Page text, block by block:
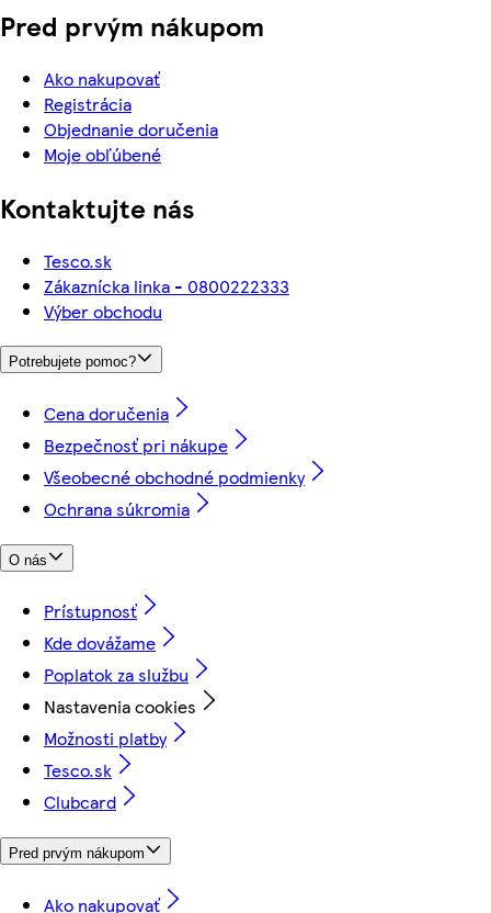
Pred prvým nákupom
Ako nakupovať
Registrácia
Objednanie doručenia
Moje obľúbené
Kontaktujte nás
Tesco.sk
Zákaznícka linka - 0800222333
Výber obchodu
Potrebujete pomoc?
Cena doručenia
Bezpečnosť pri nákupe
Všeobecné obchodné podmienky
Ochrana súkromia
O nás
Prístupnosť
Kde dovážame
Poplatok za službu
Nastavenia cookies
Možnosti platby
Tesco.sk
Clubcard
Pred prvým nákupom
Ako nakupovať